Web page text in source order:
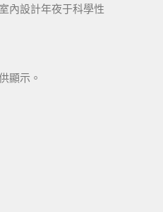
內設計年夜于科學性
顯示。